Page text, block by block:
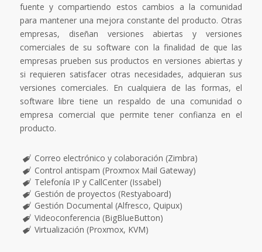
fuente y compartiendo estos cambios a la comunidad
para mantener una mejora constante del producto. Otras
empresas, diseñan versiones abiertas y versiones
comerciales de su software con la finalidad de que las
empresas prueben sus productos en versiones abiertas y
si requieren satisfacer otras necesidades, adquieran sus
versiones comerciales. En cualquiera de las formas, el
software libre tiene un respaldo de una comunidad o
empresa comercial que permite tener confianza en el
producto.
Correo electrónico y colaboración (Zimbra)
Control antispam (Proxmox Mail Gateway)
Telefonía IP y CallCenter (Issabel)
Gestión de proyectos (Restyaboard)
Gestión Documental (Alfresco, Quipux)
Videoconferencia (BigBlueButton)
Virtualización (Proxmox, KVM)